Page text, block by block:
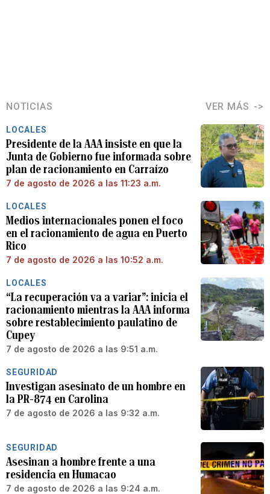
NOTICIAS VER MÁS
LOCALES
Presidente de la AAA insiste en que la
Junta de Gobierno fue informada sobre
plan de racionamiento en Carraízo
7 de agosto de 2026 a las 11:23 a.m.
LOCALES
Medios internacionales ponen el foco
en el racionamiento de agua en Puerto
Rico
7 de agosto de 2026 a las 10:52 a.m.
LOCALES
“La recuperación va a variar”: inicia el
racionamiento mientras la AAA informa
sobre restablecimiento paulatino de
Cupey
7 de agosto de 2026 a las 9:51 a.m.
SEGURIDAD
Investigan asesinato de un hombre en
la PR-874 en Carolina
7 de agosto de 2026 a las 9:32 a.m.
SEGURIDAD
Asesinan a hombre frente a una
residencia en Humacao
7 de agosto de 2026 a las 9:24 a.m.